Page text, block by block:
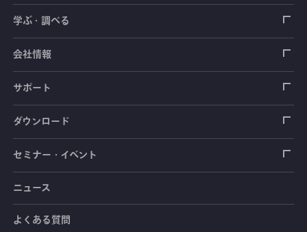
ロードセル
加速度センサ
圧力センサ
トルクセンサ
土木建築用センサ
荷重計
土圧計
間隙水圧計
傾斜計
自動車用センサ
シートベルト張力計
操舵力・操舵角計
手ブレーキ計・チェンジレバー操作力計
踏力計
ホイールトルクセンサ
測定器
データロガー
指示計・表示器
増幅器（アンプ）
ハンディ測定器（チェッカ）
ソフトウェア
計測システム
道路用計測システム
鉄道用計測システム
ブリッジボックス
ケーブル・コネクタ
学ぶ・調べる
ひずみゲージ
センサ（変換器）
測定器
光ファイバ計測ソリューション - 学ぶ・調べる
共和技報
会社情報
拠点情報
会社概要
サポート
製品輸出時の取り扱いと該非判定書
毒物及び劇物譲受書
安全データシート（SDS）
カタログ・資料のダウンロード
ダウンロード
カタログ
取扱説明書
CADデータ
セミナー・イベント
セミナー・講習会
イベント・展示会
ニュース
よくある質問